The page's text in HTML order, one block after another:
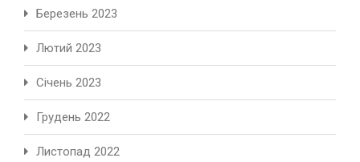
Березень 2023
Лютий 2023
Січень 2023
Грудень 2022
Листопад 2022